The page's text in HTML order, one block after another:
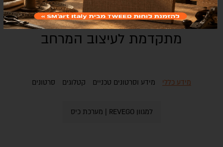
רווגו REVEGO UNO - מערכת כיס
מתקדמת לעיצוב המרחב
מידע כללי מידע וסרטונים טכניים קטלוגים סרטונים
למגוון REVEGO | מערכת כיס